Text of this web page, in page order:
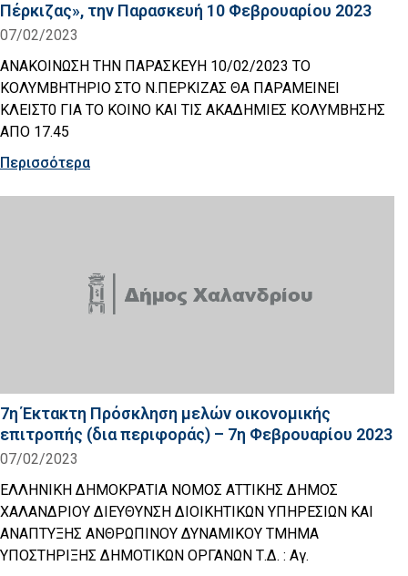
Πέρκιζας», την Παρασκευή 10 Φεβρουαρίου 2023
07/02/2023
ΑΝΑΚΟΙΝΩΣΗ ΤΗΝ ΠΑΡΑΣΚΕΥΗ 10/02/2023 ΤΟ
ΚΟΛΥΜΒΗΤΗΡΙΟ ΣΤΟ Ν.ΠΕΡΚΙΖΑΣ ΘΑ ΠΑΡΑΜΕΙΝΕΙ
ΚΛΕΙΣΤ0 ΓΙΑ ΤΟ ΚΟΙΝΟ ΚΑΙ ΤΙΣ ΑΚΑΔΗΜΙΕΣ ΚΟΛΥΜΒΗΣΗΣ
ΑΠΟ 17.45
Περισσότερα
7η Έκτακτη Πρόσκληση μελών οικονομικής
επιτροπής (δια περιφοράς) – 7η Φεβρουαρίου 2023
07/02/2023
ΕΛΛΗΝΙΚΗ ΔΗΜΟΚΡΑΤΙΑ ΝΟΜΟΣ ΑΤΤΙΚΗΣ ΔΗΜΟΣ
ΧΑΛΑΝΔΡΙΟΥ ΔΙΕΥΘΥΝΣΗ ΔΙΟΙΚΗΤΙΚΩΝ ΥΠΗΡΕΣΙΩΝ ΚΑΙ
ΑΝΑΠΤΥΞΗΣ ΑΝΘΡΩΠΙΝΟΥ ΔΥΝΑΜΙΚΟΥ ΤΜΗΜΑ
ΥΠΟΣΤΗΡΙΞΗΣ ΔΗΜΟΤΙΚΩΝ ΟΡΓΑΝΩΝ Τ.Δ. : Αγ.